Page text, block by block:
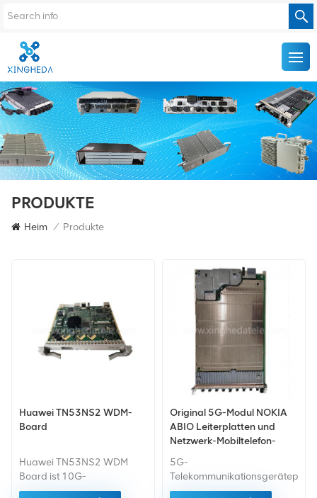
PRODUKTE
Heim / Produkte
Huawei TN53NS2 WDM-
Board
Huawei TN53NS2 WDM
Board ist 10G-
Dienstverarbeitung Platine
Original 5G-Modul NOKIA
ABIO Leiterplatten und
Netzwerk-Mobiltelefon-
ABIO
5G-
Nokia Solutions and